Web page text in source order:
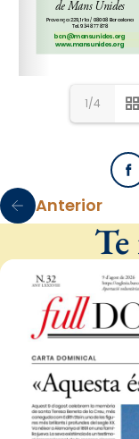
1/4
Anterior